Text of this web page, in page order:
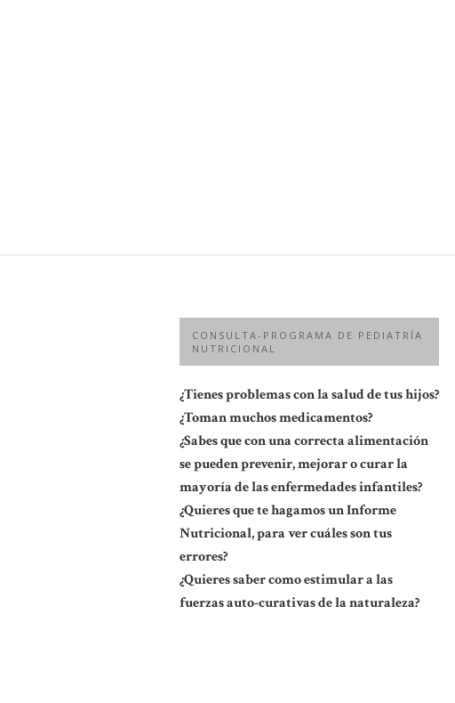
CONSULTA-PROGRAMA DE PEDIATRÍA
NUTRICIONAL
¿Tienes problemas con la salud de tus hijos?
¿Toman muchos medicamentos?
¿Sabes que con una correcta alimentación
se pueden prevenir, mejorar o curar la
mayoría de las enfermedades infantiles?
¿Quieres que te hagamos un Informe
Nutricional, para ver cuáles son tus
errores?
¿Quieres saber como estimular a las
fuerzas auto-curativas de la naturaleza?